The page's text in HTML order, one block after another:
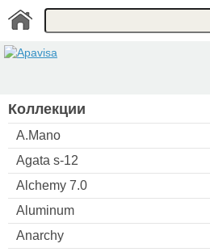
Коллекции
A.Mano
Agata s-12
Alchemy 7.0
Aluminum
Anarchy